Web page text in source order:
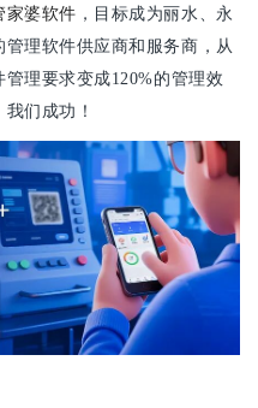
家婆软件 ，目标成为丽水、永
理软件供应商和服务商，从
理要求变成120%的管理效
们成功！